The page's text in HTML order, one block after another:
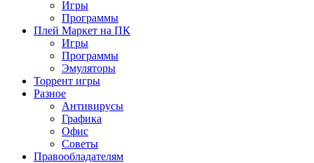
Игры
Программы
Плей Маркет на ПК
Игры
Программы
Эмуляторы
Торрент игры
Разное
Антивирусы
Графика
Офис
Советы
Правообладателям